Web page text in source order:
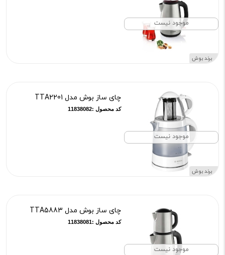
موجود نیست
برند بوش
موجود نیست
برند بوش
چای ساز بوش مدل TTA2201
کد محصول :11838082
موجود نیست
چای ساز بوش مدل TTA5883
کد محصول :11838081